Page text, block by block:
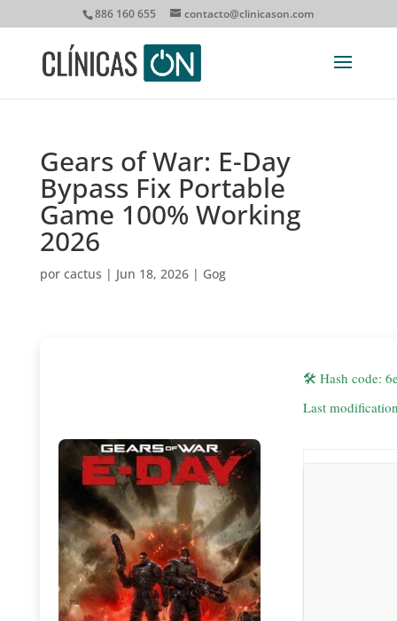
886 160 655 contacto@clinicason.com
Gears of War: E-Day
Bypass Fix Portable
Game 100% Working
2026
por cactus | Jun 18, 2026| Gog
🛠 Hash code:
Last